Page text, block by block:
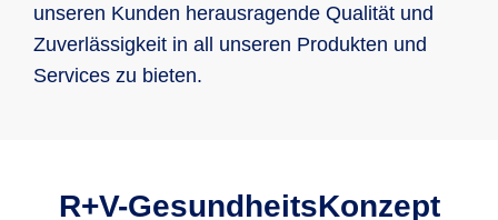
unseren Kunden herausragende Qualität und
Zuverlässigkeit in all unseren Produkten und
Services zu bieten.
R+V-GesundheitsKonzept